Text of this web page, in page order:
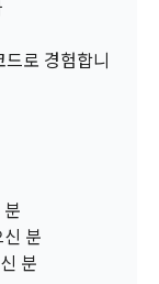
께 “회사” 홈페
적용일자 전일
할 권리를 가지
다. "회원"은 변
표명할 수 있다.
사"는 15일의 기
"과의 계약을 해
일
개인정보 수집
, 개인정보의 수
내 드리고 동의
로 경험합니
분
분